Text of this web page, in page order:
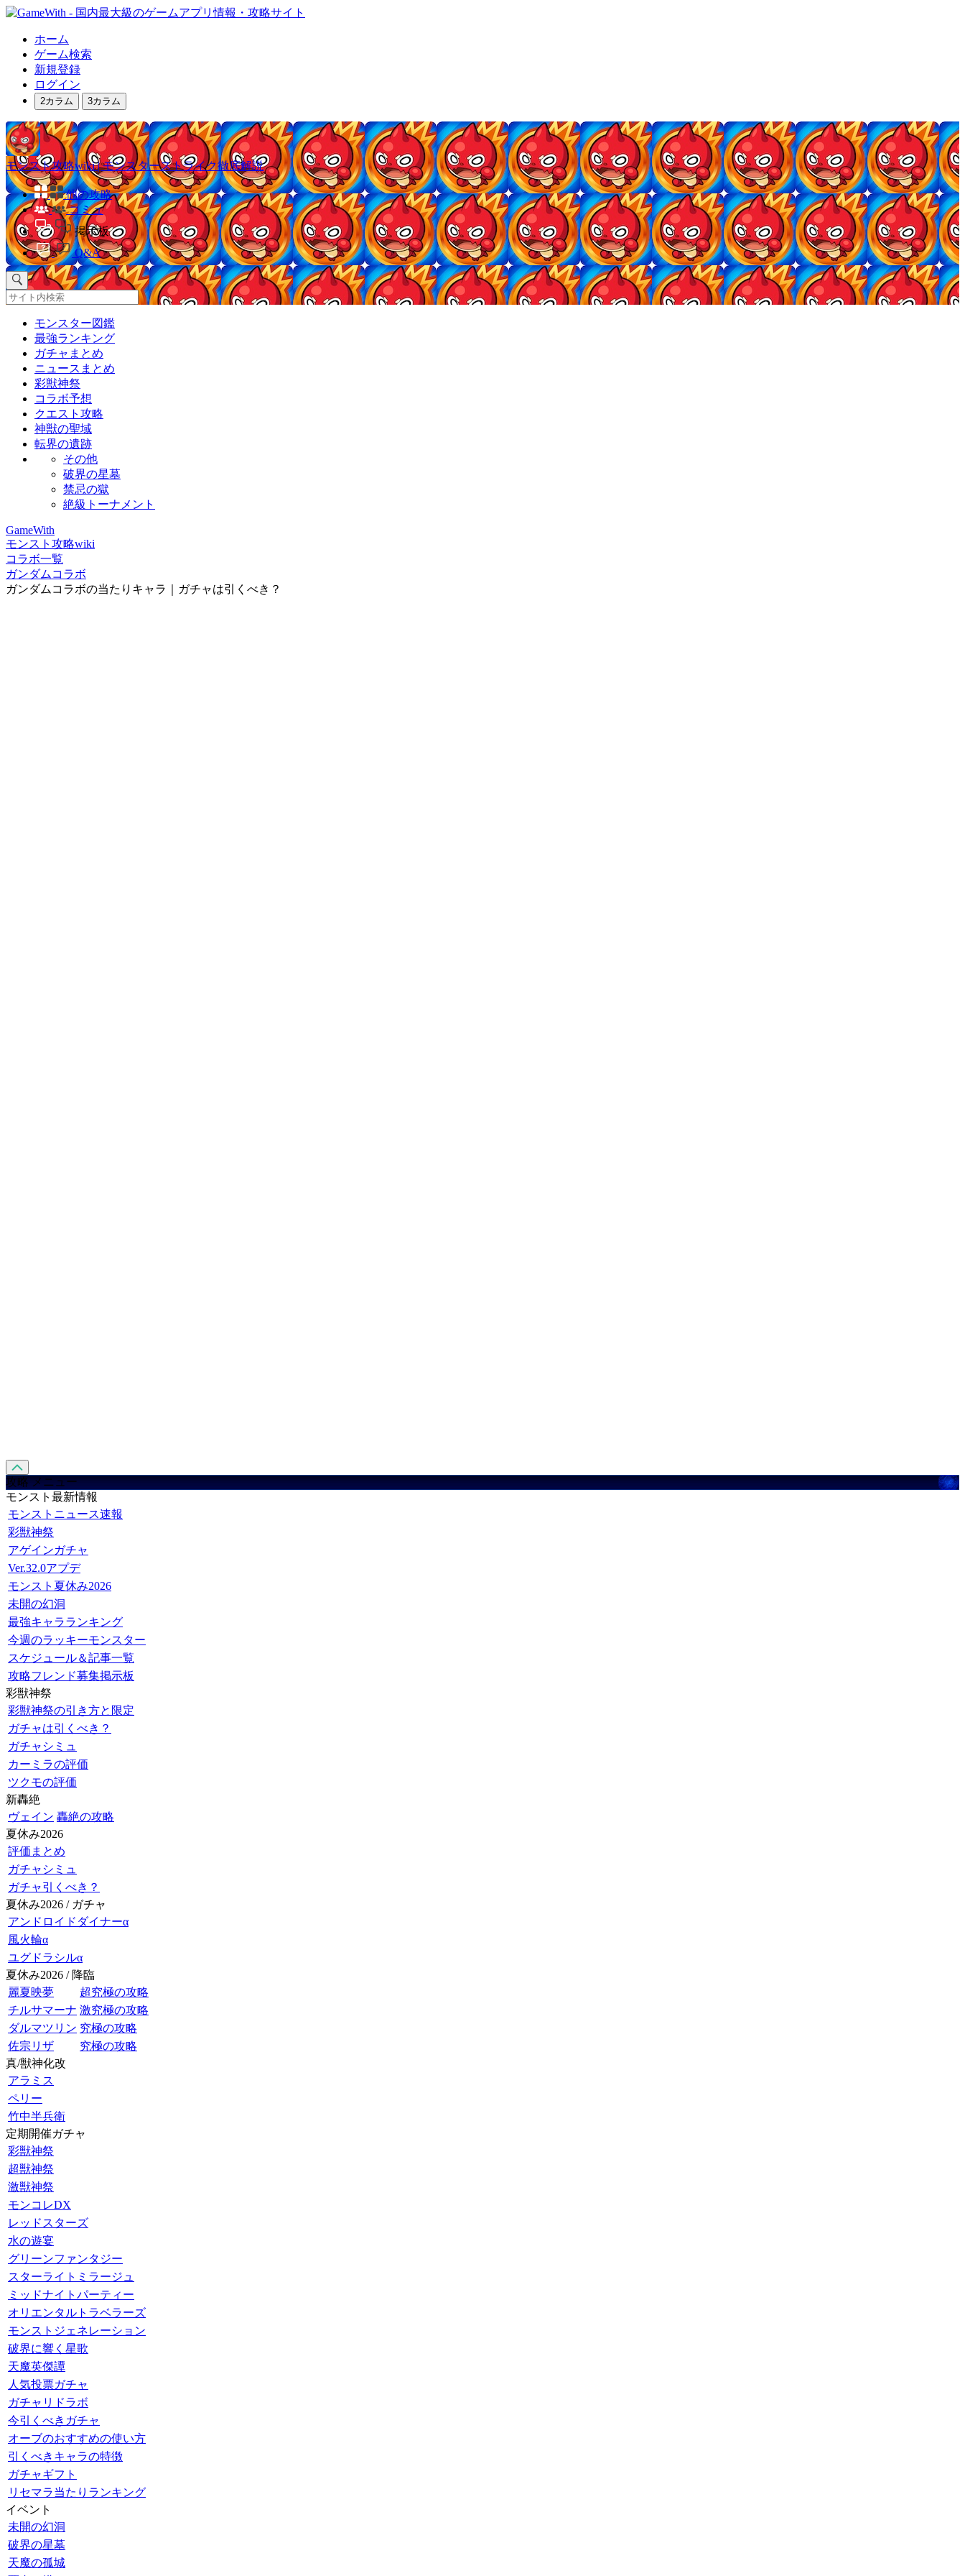
ホーム
ゲーム検索
新規登録
ログイン
2カラム 3カラム
モンスト攻略wiki | モンスターストライク徹底解説
他の攻略
コミュ
掲示板
Q&A
モンスター図鑑
最強ランキング
ガチャまとめ
ニュースまとめ
彩獣神祭
コラボ予想
クエスト攻略
神獣の聖域
転界の遺跡
その他
破界の星墓
禁忌の獄
絶級トーナメント
GameWith
モンスト攻略wiki
コラボ一覧
ガンダムコラボ
ガンダムコラボの当たりキャラ｜ガチャは引くべき？
攻略 メニュー
モンスト最新情報
モンストニュース速報
彩獣神祭
アゲインガチャ
Ver.32.0アプデ
モンスト夏休み2026
未開の幻洞
最強キャラランキング
今週のラッキーモンスター
スケジュール＆記事一覧
攻略フレンド募集掲示板
彩獣神祭
彩獣神祭の引き方と限定
ガチャは引くべき？
ガチャシミュ
カーミラの評価
ツクモの評価
新轟絶
ヴェイン 轟絶の攻略
夏休み2026
評価まとめ
ガチャシミュ
ガチャ引くべき？
夏休み2026 / ガチャ
アンドロイドダイナーα
風火輪α
ユグドラシルα
夏休み2026 / 降臨
麗夏映夢
超究極の攻略
チルサマーナ 激究極の攻略
ダルマツリン 究極の攻略
佐宗リザ
究極の攻略
真/獣神化改
アラミス
ペリー
竹中半兵衛
定期開催ガチャ
彩獣神祭
超獣神祭
激獣神祭
モンコレDX
レッドスターズ
水の遊宴
グリーンファンタジー
スターライトミラージュ
ミッドナイトパーティー
オリエンタルトラベラーズ
モンストジェネレーション
破界に響く星歌
天魔英傑譚
人気投票ガチャ
ガチャリドラボ
今引くべきガチャ
オーブのおすすめの使い方
引くべきキャラの特徴
ガチャギフト
リセマラ当たりランキング
イベント
未開の幻洞
破界の星墓
天魔の孤城